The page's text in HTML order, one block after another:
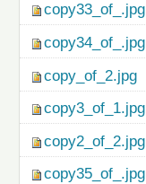
copy33_of_.jpg
copy34_of_.jpg
copy_of_2.jpg
copy3_of_1.jpg
copy2_of_2.jpg
copy35_of_.jpg